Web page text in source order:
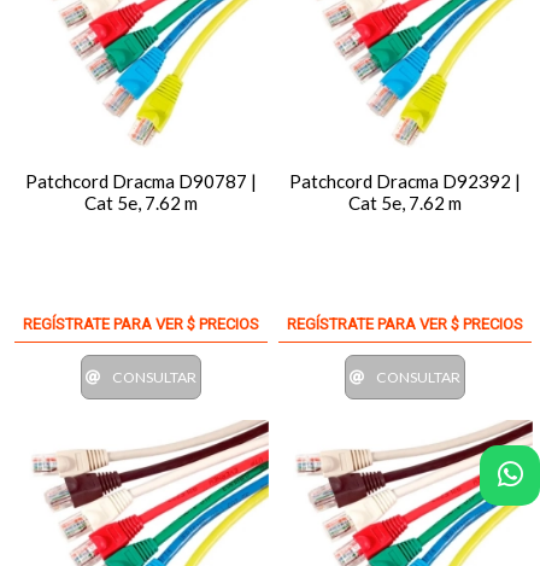
Patchcord Dracma D90787 |
Cat 5e, 7.62 m
REGÍSTRATE PARA VER $ PRECIOS
CONSULTAR
Patchcord Dracma D92392 |
Cat 5e, 7.62 m
REGÍSTRATE PARA VER $ PRECIOS
CONSULTAR